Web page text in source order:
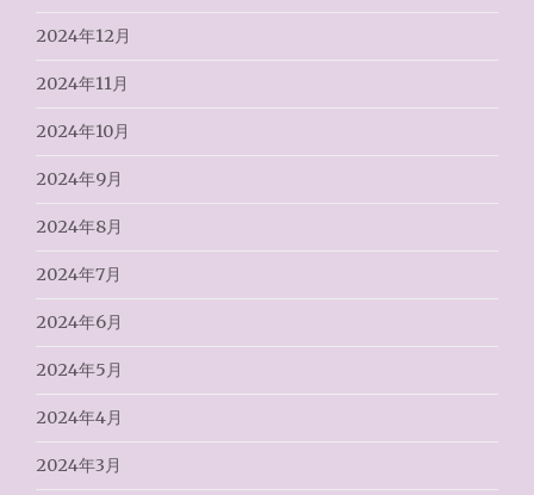
2024年12月
2024年11月
2024年10月
2024年9月
2024年8月
2024年7月
2024年6月
2024年5月
2024年4月
2024年3月